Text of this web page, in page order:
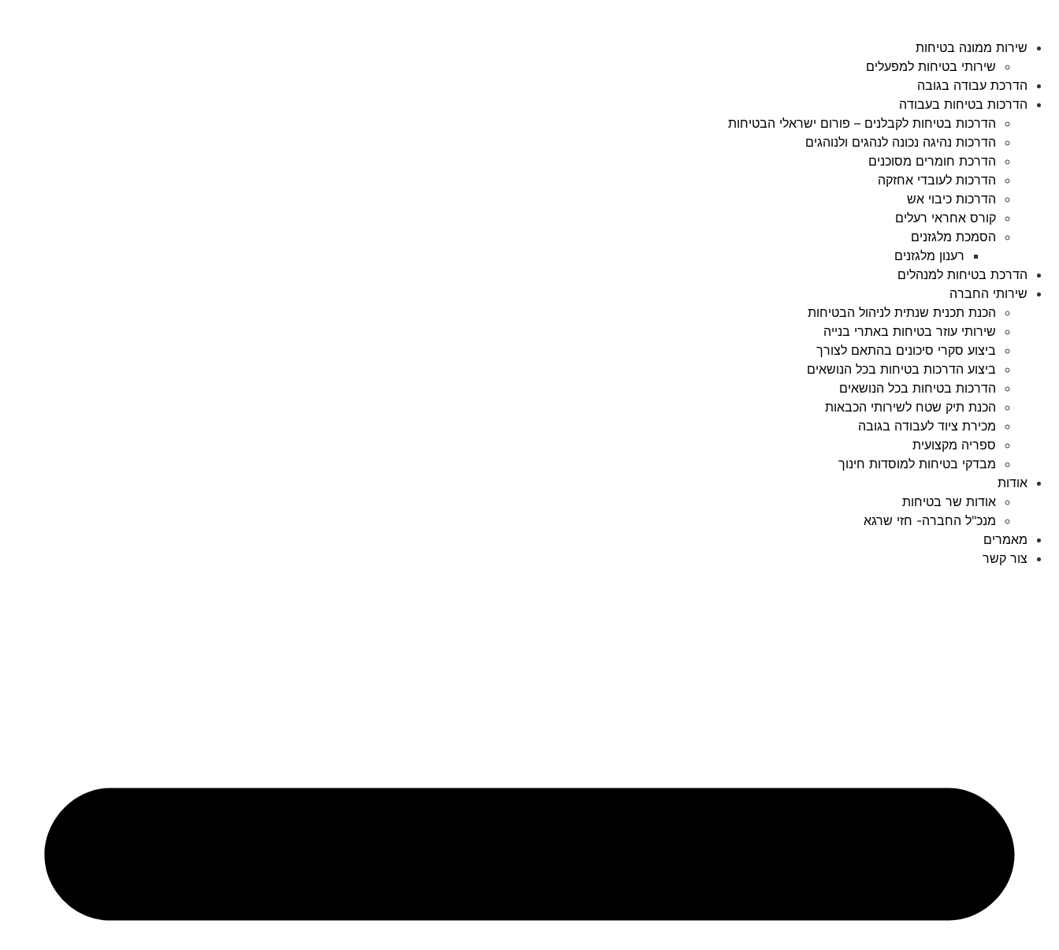
שירות ממונה בטיחות
שירותי בטיחות למפעלים
הדרכת עבודה בגובה
הדרכות בטיחות בעבודה
הדרכות בטיחות לקבלנים – פורום ישראלי הבטיחות
הדרכות נהיגה נכונה לנהגים ולנוהגים
הדרכת חומרים מסוכנים
הדרכות לעובדי אחזקה
הדרכות כיבוי אש
קורס אחראי רעלים
הסמכת מלגזנים
רענון מלגזנים
הדרכת בטיחות למנהלים
שירותי החברה
הכנת תכנית שנתית לניהול הבטיחות
שירותי עוזר בטיחות באתרי בנייה
ביצוע סקרי סיכונים בהתאם לצורך
ביצוע הדרכות בטיחות בכל הנושאים
הדרכות בטיחות בכל הנושאים
הכנת תיק שטח לשירותי הכבאות
מכירת ציוד לעבודה בגובה
ספריה מקצועית
מבדקי בטיחות למוסדות חינוך
אודות
אודות שר בטיחות
מנכ"ל החברה- חזי שרגא
מאמרים
צור קשר